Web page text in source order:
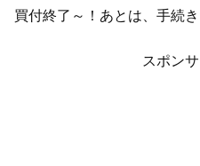
買付終了～！あとは、手続き
スポン